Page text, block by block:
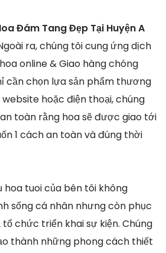
Đám Tang Đẹp Tại Huyện A
ra, chúng tôi cung ứng dịch
online & Giao hàng chóng
cần chọn lựa sản phẩm thương
hoặc điện thoại, chúng
toàn rằng hoa sẽ được giao tới
1 cách an toàn và đúng thời
hoa tuoi của bên tôi không
sống cá nhân nhưng còn phục
chức triển khai sự kiện. Chúng
thành những phong cách thiết